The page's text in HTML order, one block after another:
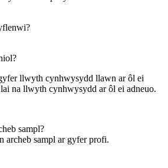
llwyth cynhwysydd llawn ar ôl ei
na llwyth cynhwysydd ar ôl ei adneuo.
sampl?
archeb sampl ar gyfer profi.